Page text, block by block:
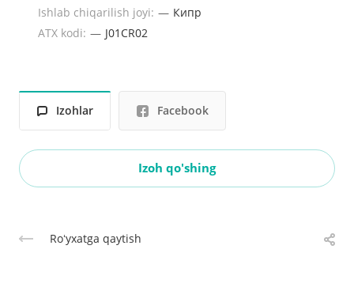
Ishlab chiqarilish joyi: — Кипр
ATX kodi: — J01CR02
Izohlar Facebook
Izoh qo'shing
Roʻyxatga qaytish